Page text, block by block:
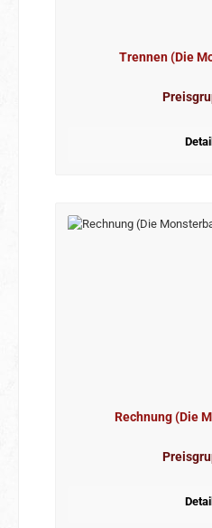
Trennen (Die
Rechnung (Die